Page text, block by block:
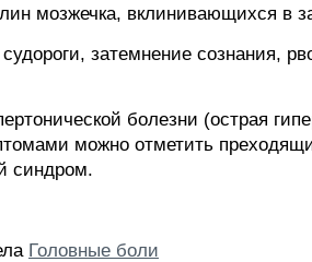
мозжечка, вклинивающихся в
затемнение сознания,
болезни (острая
можно отметить
синдром.
Головные боли